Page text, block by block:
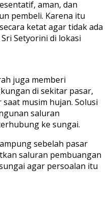
aman, dan
pembeli. Karena itu
ketat agar tidak ada
Setyorini di lokasi
juga memberi
di sekitar pasar,
musim hujan. Solusi
saluran
ke sungai.
sebelah pasar
saluran pembuangan
agar persoalan itu